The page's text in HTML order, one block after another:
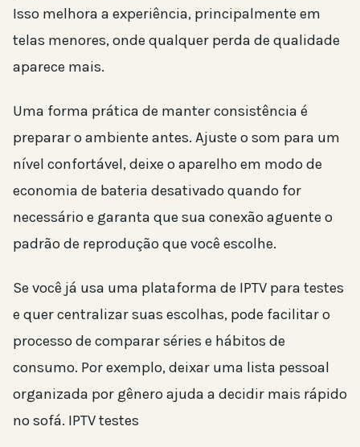
Isso melhora a experiência, principalmente em
telas menores, onde qualquer perda de qualidade
aparece mais.
Uma forma prática de manter consistência é
preparar o ambiente antes. Ajuste o som para um
nível confortável, deixe o aparelho em modo de
economia de bateria desativado quando for
necessário e garanta que sua conexão aguente o
padrão de reprodução que você escolhe.
Se você já usa uma plataforma de IPTV para testes
e quer centralizar suas escolhas, pode facilitar o
processo de comparar séries e hábitos de
consumo. Por exemplo, deixar uma lista pessoal
organizada por gênero ajuda a decidir mais rápido
no sofá. IPTV testes